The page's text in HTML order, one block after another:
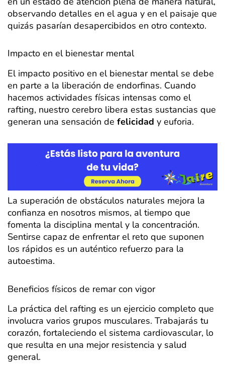
observando detalles en el agua y en el paisaje que
quizás pasarían desapercibidos en otro contexto.
Impacto en el bienestar mental
El impacto positivo en el bienestar mental se debe
en parte a la liberación de endorfinas. Cuando
hacemos actividades físicas intensas como el
rafting, nuestro cerebro libera estas sustancias que
generan una sensación de felicidad y euforia.
La superación de obstáculos naturales mejora la
confianza en nosotros mismos, al tiempo que
fomenta la disciplina mental y la concentración.
Sentirse capaz de enfrentar el reto que suponen
los rápidos es un auténtico refuerzo para la
autoestima.
Beneficios físicos de remar con vigor
La práctica del rafting es un ejercicio completo que
involucra varios grupos musculares. Trabajarás tu
corazón, fortaleciendo el sistema cardiovascular, lo
que resulta en una mejor resistencia y salud
general.